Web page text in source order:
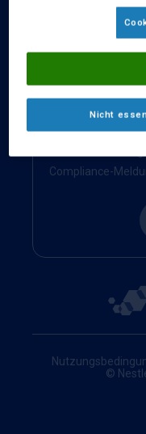
Impressum
Nestlé Health
Compliance-
©
Nicht